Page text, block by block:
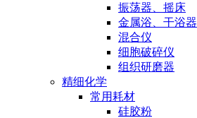
振荡器、摇床
金属浴、干浴器
混合仪
细胞破碎仪
组织研磨器
精细化学
常用耗材
硅胶粉